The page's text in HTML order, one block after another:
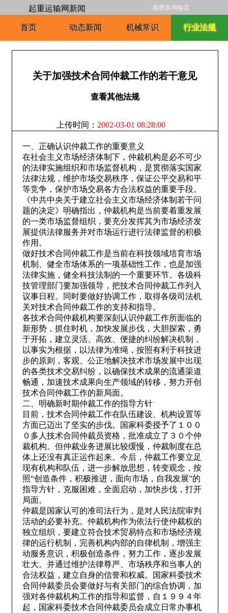
起重运输网新闻 租赁咨询电话
首页 动态新闻 机械常识 行业法规
关于加强技术合同仲裁工作的若干意见
查看其他法规
上传时间： 2002-03-01 08:28:00
一、正确认识仲裁工作的重要意义
在社会主义市场经济体制下，仲裁机构是必不可少
的法律实施组织和市场监督机构，是贯彻落实国家
法律法规，维护市场交易秩序，保证公平交易和平
等竞争，保护市场交易各方合法权益的重要手段。
《中共中央关于建立社会主义市场经济体制若干问
题的决定》明确指出，仲裁机构是当前要着重发展
的一类市场监督组织，要充分发挥其为市场经济发
展提供法律服务并对市场运行进行法律监督的积极
作用。
做好技术合同仲裁工作是当前在科技领域培育市场
机制、健全市场体系的一项基础性工作，也是加强
法律实施，健全科技法制的一个重要环节。各级科
技管理部门要加强领导，把技术合同仲裁工作列入
议事日程。同时要做好协调工作，取得各级司法机
关对技术合同仲裁工作的支持和指导。
各技术合同仲裁机构要深刻认识仲裁工作所面临的
新形势，抓住时机，加快发展步伐，大胆探索，勇
于开拓，建立灵活、高效、便捷的纠纷解决机制，
以事实为根据，以法律为准绳，按照有利于科技进
步的原则，客观、公正地解决技术市场发展中出现
的各类技术交易纠纷，以确保技术成果的流通渠道
畅通，加速技术成果向生产领域的转移，努力开创
技术合同仲裁工作的新局面。
二、明确新时期仲裁工作的指导方针
目前，技术合同仲裁工作在队伍建设、机构设置等
方面已迈出了坚实的步伐。国家科委授予了１００
０多人技术合同仲裁员资格，批准成立了３０个仲
裁机构。但仲裁业务进展比较缓慢，仲裁制度在总
体上还没有真正运作起来。今后，仲裁工作要立足
现有机构和队伍，进一步解放思想，转变观念，按
照“创造条件，积极推进，面向市场，自我发展”的
指导方针，克服困难，全面启动，加快步伐，打开
局面。
仲裁是国家认可的准司法行为，是对人民法院审判
活动的必要补充。仲裁机构作为依法行使仲裁权的
独立组织，要建立符合技术贸易特点和市场经济规
律的运行机制，完善机构内部的自律机制，增强主
动服务意识，积极创造条件，努力工作，逐步发展
壮大。并通过维护法律尊严、市场秩序和当事人的
合法权益，建立自身的信誉和权威。国家科委技术
合同仲裁委员会要做好与有关部门的综合协调，加
强对各仲裁机构工作的指导和监督，自１９９４年
起，国家科委技术合同仲裁委员会成立日常办事机